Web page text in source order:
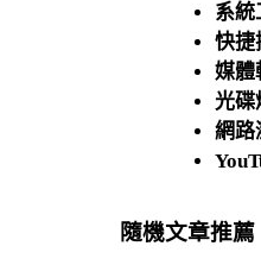
系統
快捷
媒體
光碟
網路
隨機文章推薦